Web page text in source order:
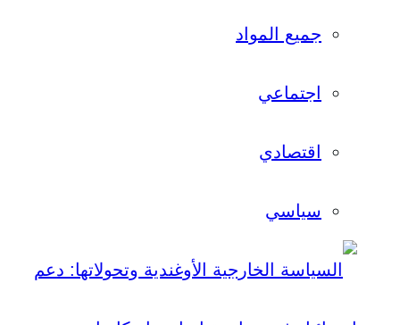
جميع المواد
اجتماعي
اقتصادي
سياسي